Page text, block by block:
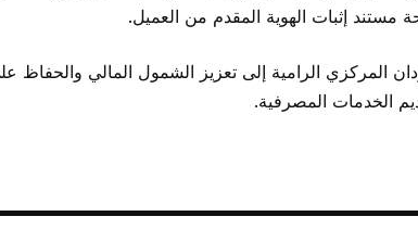
مستند إثبات الهوية المقدم من العميل.
المركزي الرامية إلى تعزيز الشمول المالي والحفاظ
الخدمات المصرفية.